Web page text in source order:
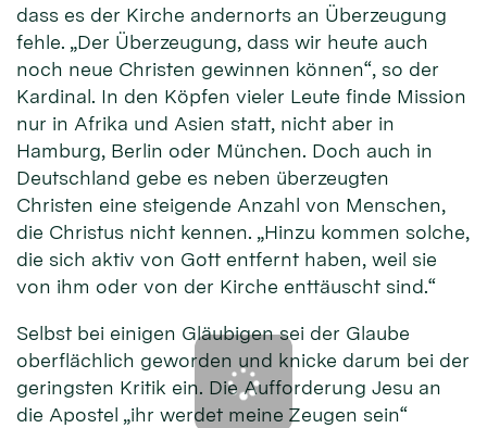
dass es der Kirche andernorts an Überzeugung
fehle. „Der Überzeugung, dass wir heute auch
noch neue Christen gewinnen können“, so der
Kardinal. In den Köpfen vieler Leute finde Mission
nur in Afrika und Asien statt, nicht aber in
Hamburg, Berlin oder München. Doch auch in
Deutschland gebe es neben überzeugten
Christen eine steigende Anzahl von Menschen,
die Christus nicht kennen. „Hinzu kommen solche,
die sich aktiv von Gott entfernt haben, weil sie
von ihm oder von der Kirche enttäuscht sind.“
Selbst bei einigen Gläubigen sei der Glaube
oberflächlich geworden und knicke darum bei der
geringsten Kritik ein. Die Aufforderung Jesu an
die Apostel „ihr werdet meine Zeugen sein“